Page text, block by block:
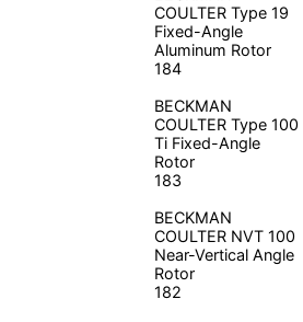
COULTER Type 19
Fixed-Angle
Aluminum Rotor
184
BECKMAN
COULTER Type 100
Ti Fixed-Angle
Rotor
183
BECKMAN
COULTER NVT 100
Near-Vertical Angle
Rotor
182